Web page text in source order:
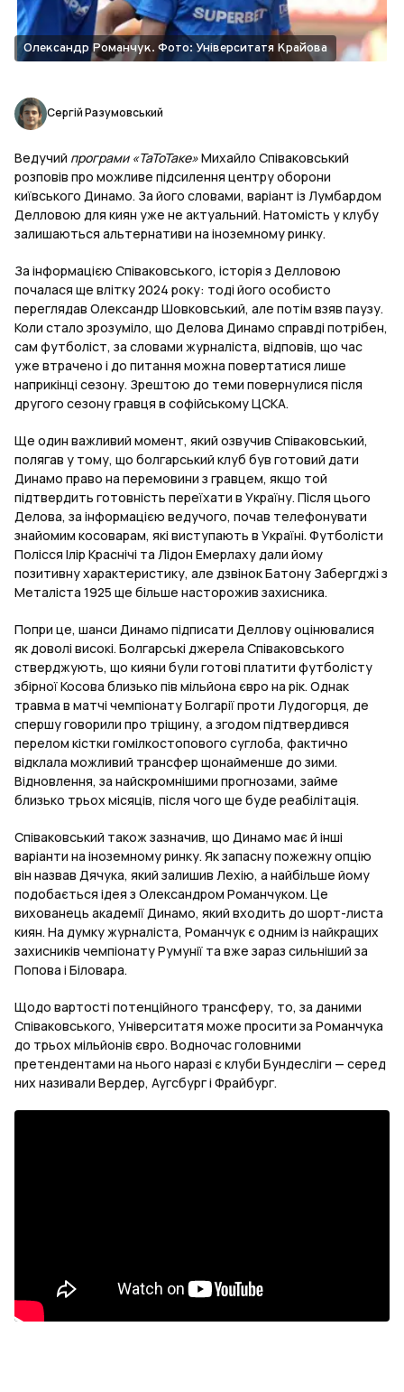
Олександр Романчук. Фото: Університатя Крайова
Сергій Разумовський
Ведучий програми «ТаТоТаке»Михайло Співаковський
розповів про можливе підсилення центру оборони
київського Динамо. За його словами, варіант із Лумбардом
Делловою для киян уже не актуальний. Натомість у клубу
залишаються альтернативи на іноземному ринку.
За інформацією Співаковського, історія з Делловою
почалася ще влітку 2024 року: тоді його особисто
переглядав Олександр Шовковський, але потім взяв паузу.
Коли стало зрозуміло, що Делова Динамо справді потрібен,
сам футболіст, за словами журналіста, відповів, що час
уже втрачено і до питання можна повертатися лише
наприкінці сезону. Зрештою до теми повернулися після
другого сезону гравця в софійському ЦСКА.
Ще один важливий момент, який озвучив Співаковський,
полягав у тому, що болгарський клуб був готовий дати
Динамо право на перемовини з гравцем, якщо той
підтвердить готовність переїхати в Україну. Після цього
Делова, за інформацією ведучого, почав телефонувати
знайомим косоварам, які виступають в Україні. Футболісти
Полісся Ілір Краснічі та Лідон Емерлаху дали йому
позитивну характеристику, але дзвінок Батону Забергджі з
Металіста 1925 ще більше насторожив захисника.
Попри це, шанси Динамо підписати Деллову оцінювалися
як доволі високі. Болгарські джерела Співаковського
стверджують, що кияни були готові платити футболісту
збірної Косова близько пів мільйона євро на рік. Однак
травма в матчі чемпіонату Болгарії проти Лудогорця, де
спершу говорили про тріщину, а згодом підтвердився
перелом кістки гомілкостопового суглоба, фактично
відклала можливий трансфер щонайменше до зими.
Відновлення, за найскромнішими прогнозами, займе
близько трьох місяців, після чого ще буде реабілітація.
Співаковський також зазначив, що Динамо має й інші
варіанти на іноземному ринку. Як запасну пожежну опцію
він назвав Дячука, який залишив Лехію, а найбільше йому
подобається ідея з Олександром Романчуком. Це
вихованець академії Динамо, який входить до шорт-листа
киян. На думку журналіста, Романчук є одним із найкращих
захисників чемпіонату Румунії та вже зараз сильніший за
Попова і Біловара.
Щодо вартості потенційного трансферу, то, за даними
Співаковського, Університатя може просити за Романчука
до трьох мільйонів євро. Водночас головними
претендентами на нього наразі є клуби Бундесліги — серед
них називали Вердер, Аугсбург і Фрайбург.